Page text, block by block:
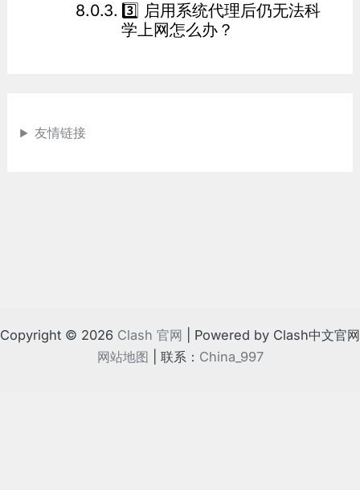
3️⃣ 启用系统代理后仍无法科
学上网怎么办？
友情链接
Copyright © 2026 Clash 官网 | Powered by Clash中文官网
网站地图 | 联系： China_997